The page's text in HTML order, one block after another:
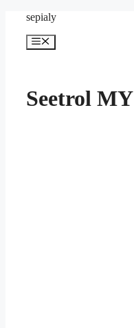
sepialy
메
Seetrol MY